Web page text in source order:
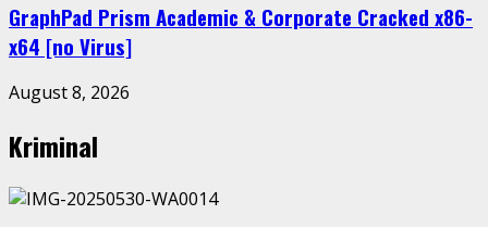
GraphPad Prism Academic & Corporate Cracked x86-
x64 [no Virus]
August 8, 2026
Kriminal